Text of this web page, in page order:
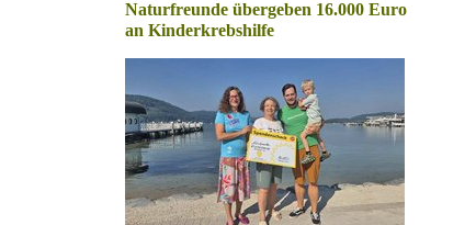
Naturfreunde übergeben 16.000 Euro
an Kinderkrebshilfe